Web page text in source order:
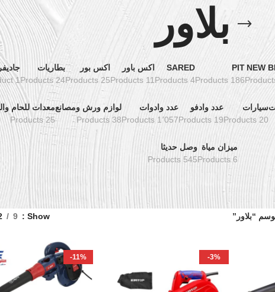
بلاور
NEW
PIT
186 Products
SARED
4 Products
اكس باور
11 Products
اكس بور
25 Products
بطاريات
24 Products
1 Product
سيارات
20 Products
عدد وادفو
19 Products
عدد وادوات
1٬057 Products
لوازم ورش ومصانع
38 Products
معدات للحام
25 Products
ميزان مياة
6 Products
وصل حديثا
545 Products
“بلاور” Show
9
-3%
-11%